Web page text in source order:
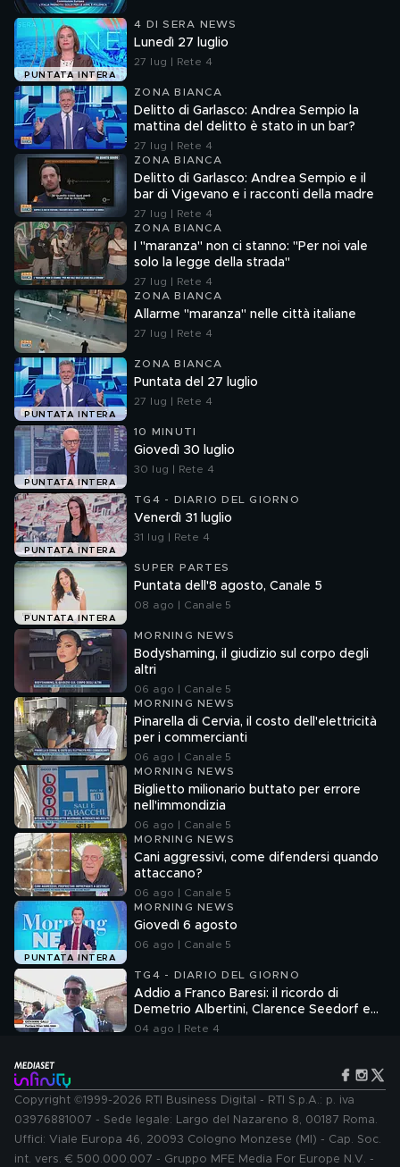
PUNTATA INTERA
4 DI SERA NEWS
Lunedì 27 luglio
27 lug | Rete 4
ZONA BIANCA
Delitto di Garlasco: Andrea Sempio la
mattina del delitto è stato in un bar?
27 lug | Rete 4
ZONA BIANCA
Delitto di Garlasco: Andrea Sempio e il
bar di Vigevano e i racconti della madre
27 lug | Rete 4
ZONA BIANCA
I "maranza" non ci stanno: "Per noi vale
solo la legge della strada"
27 lug | Rete 4
ZONA BIANCA
Allarme "maranza" nelle città italiane
27 lug | Rete 4
PUNTATA INTERA
ZONA BIANCA
Puntata del 27 luglio
27 lug | Rete 4
PUNTATA INTERA
10 MINUTI
Giovedì 30 luglio
30 lug | Rete 4
PUNTATA INTERA
TG4 - DIARIO DEL GIORNO
Venerdì 31 luglio
31 lug | Rete 4
PUNTATA INTERA
SUPER PARTES
Puntata dell'8 agosto, Canale 5
08 ago | Canale 5
MORNING NEWS
Bodyshaming, il giudizio sul corpo degli
altri
06 ago | Canale 5
MORNING NEWS
Pinarella di Cervia, il costo dell'elettricità
per i commercianti
06 ago | Canale 5
MORNING NEWS
Biglietto milionario buttato per errore
nell'immondizia
06 ago | Canale 5
MORNING NEWS
Cani aggressivi, come difendersi quando
attaccano?
06 ago | Canale 5
PUNTATA INTERA
MORNING NEWS
Giovedì 6 agosto
06 ago | Canale 5
TG4 - DIARIO DEL GIORNO
Addio a Franco Baresi: il ricordo di
Demetrio Albertini, Clarence Seedorf e
Giovanni Galli
04 ago | Rete 4
Copyright ©1999-2026 RTI Business Digital - RTI S.p.A.: p. iva
03976881007 - Sede legale: Largo del Nazareno 8, 00187 Roma.
Uffici: Viale Europa 46, 20093 Cologno Monzese (MI) - Cap. Soc.
int. vers. € 500.000.007 - Gruppo MFE Media For Europe N.V. -